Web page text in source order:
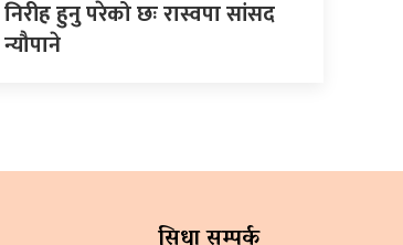
निरीह हुनु परेको छः रास्वपा सांसद
न्यौपाने